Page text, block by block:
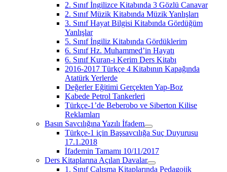
2. Sınıf İngilizce Kitabında 3 Gözlü Canavar
2. Sınıf Müzik Kitabında Müzik Yanlışları
3. Sınıf Hayat Bilgisi Kitabında Gördüğüm
Yanlışlar
5. Sınıf İngiliz Kitabında Gördüklerim
6. Sınıf Hz. Muhammed’in Hayatı
6. Sınıf Kuran-ı Kerim Ders Kitabı
2016-2017 Türkçe 4 Kitabının Kapağında
Atatürk Yerlerde
Değerler Eğitimi Gerçekten Yap-Boz
Kabede Petrol Tankerleri
Türkçe-1’de Beberobo ve Siberton Kilise
Reklamları
Basın Savcılığına Yazılı İfadem
menüyü
aç
Türkçe-1 için Başsavcılığa Suç Duyurusu
17.1.2018
İfademin Tamamı 10/11/2017
Ders Kitaplarına Açılan Davalar
menüyü
1. Sınıf Çalışma Kitaplarında Pedagojik